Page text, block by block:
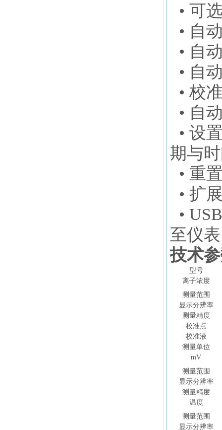
• 可
• 自
• 自
• 自
• 校
• 自
• 设
期与
• 重
• 扩
•
至仪
技术
型号
离子浓度
测量范围
显示分辨率
测量精度
校准点
校准液
测量单位
mV
测量范围
显示分辨率
测量精度
温度
测量范围
显示分辨率